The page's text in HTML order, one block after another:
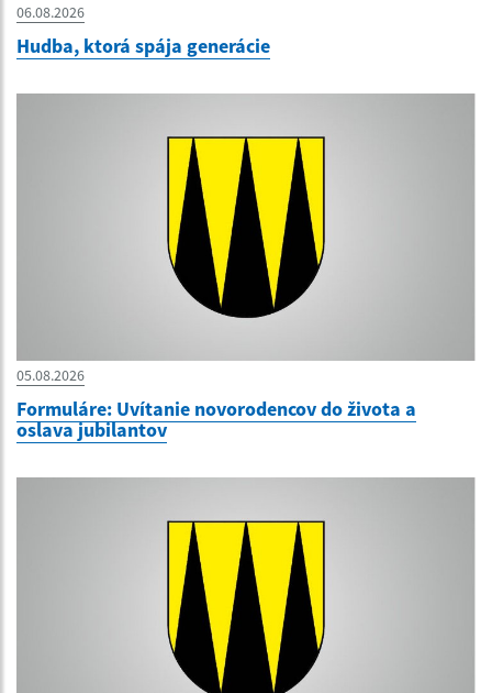
06.08.2026
Hudba, ktorá spája generácie
05.08.2026
Formuláre: Uvítanie novorodencov do života a
oslava jubilantov